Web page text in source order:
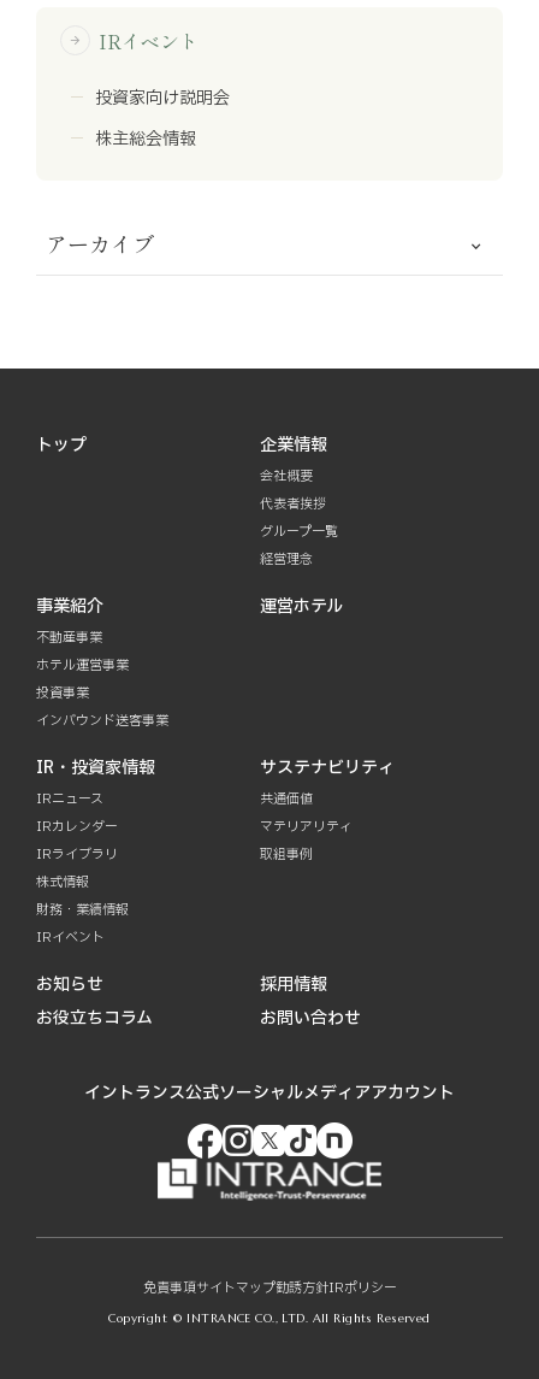
arrow_forward IRイベント
投資家向け説明会
株主総会情報
アーカイブ
トップ 企業情報
会社概要
代表者挨拶
グループ一覧
経営理念
事業紹介
不動産事業
ホテル運営事業
投資事業
インバウンド送客事業
運営ホテル
IR・投資家情報
IRニュース
IRカレンダー
IRライブラリ
株式情報
財務・業績情報
IRイベント
サステナビリティ
共通価値
マテリアリティ
取組事例
お知らせ
お役立ちコラム
採用情報
お問い合わせ
イントランス公式ソーシャルメディアアカウント
免責事項サイトマップ勧誘方針IRポリシー
Copyright © INTRANCE CO., LTD. All Rights Reserved